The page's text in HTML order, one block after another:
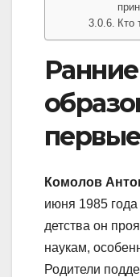
Кто
Комолов
июня 1985
детства он
наукам,
Родители